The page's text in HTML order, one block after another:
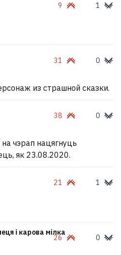
9 1
31 0
из страшной сказки.
38 0
на чэрап нацягнуць
як 23.08.2020.
21 1
і карова мілка
26 0